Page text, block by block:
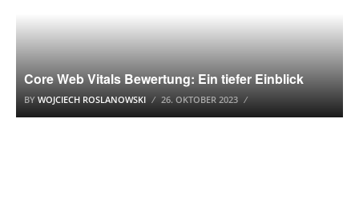
Core Web Vitals Bewertung: Ein tiefer Einblick
BY WOJCIECH ROSLANOWSKI 26. OKTOBER 2023